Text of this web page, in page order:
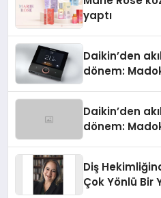
yaptı
Daikin’den
dönem:
Daikin’den
dönem:
Diş
Çok Yönlü Bir